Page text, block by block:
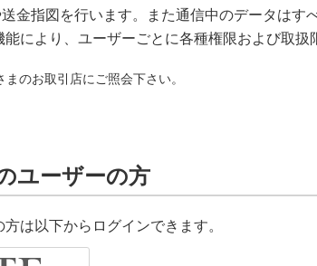
金指図を行います。また通信中のデータはす
により、ユーザーごとに各種権限および取扱
のお取引店にご照会下さい。
ユーザーの方
は以下からログインできます。